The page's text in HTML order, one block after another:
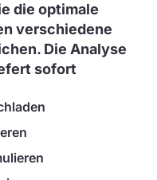
die optimale
verschiedene
Die Analyse
sofort